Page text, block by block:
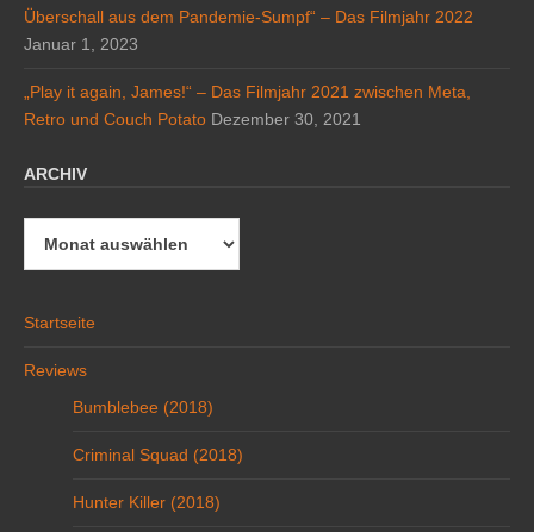
Überschall aus dem Pandemie-Sumpf“ – Das Filmjahr 2022
Januar 1, 2023
„Play it again, James!“ – Das Filmjahr 2021 zwischen Meta,
Retro und Couch Potato Dezember 30, 2021
ARCHIV
Archiv
Startseite
Reviews
Bumblebee (2018)
Criminal Squad (2018)
Hunter Killer (2018)